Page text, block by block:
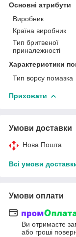
Основні атрибути
Виробник
Країна виробник
Тип бритвеної
приналежності
Характеристики
Тип ворсу помазка
Приховати
Умови доставки
Нова Пошта
Всі умови
Умови оплати
Ви отримаєте
або гроші